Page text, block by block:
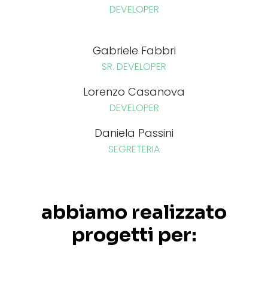
DEVELOPER
Gabriele Fabbri
SR. DEVELOPER
Lorenzo Casanova
DEVELOPER
Daniela Passini
SEGRETERIA
abbiamo realizzato
progetti per: